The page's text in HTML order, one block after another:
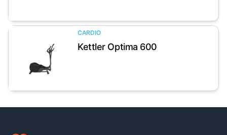
Artikel anzeigen
CARDIO
Kettler Optima 600